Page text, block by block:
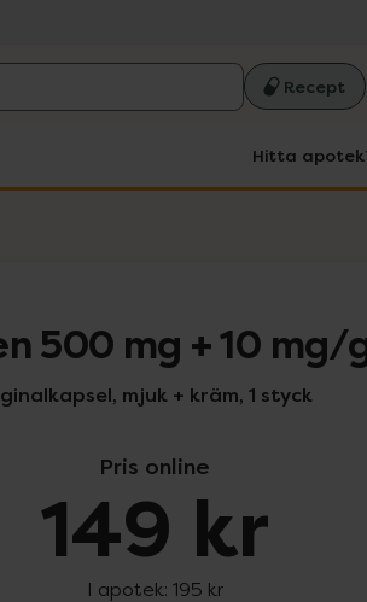
Recept
Hitta apotek
500 mg + 10 mg/
mjuk + kräm, 1 styck
Pris online
149 kr
I apotek: 195 kr